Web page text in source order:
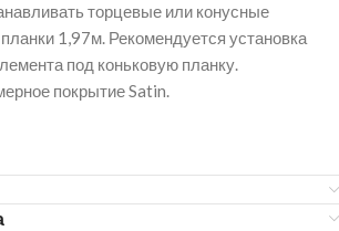
торцевые или конусные
1,97м. Рекомендуется установка
под коньковую планку.
покрытие Satin.